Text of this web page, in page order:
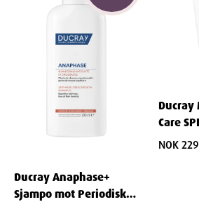
Depth
Ducray Anaphase+
Sjampo mot Periodisk
Ducray
Care
Flekker
NOK